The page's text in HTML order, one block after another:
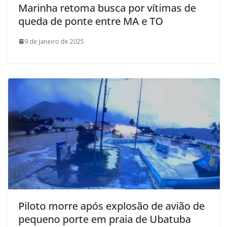
Marinha retoma busca por vítimas de
queda de ponte entre MA e TO
9 de janeiro de 2025
Piloto morre após explosão de avião de
pequeno porte em praia de Ubatuba